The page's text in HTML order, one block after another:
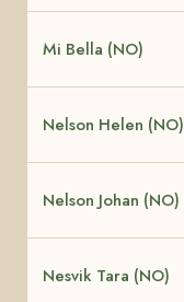
Mi Bella (NO)
Nelson Helen (NO)
Nelson Johan (NO)
Nesvik Tara (NO)